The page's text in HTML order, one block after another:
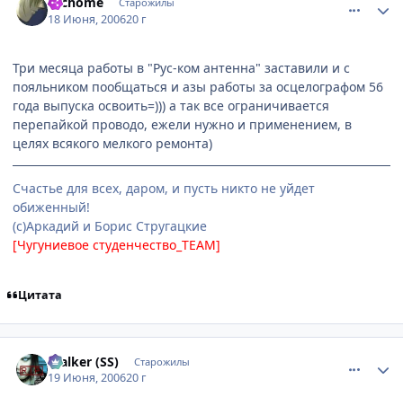
18 Июня, 200620 г
Три месяца работы в "Рус-ком антенна" заставили и с
пояльником пообщаться и азы работы за осцелографом 56
года выпуска освоить=))) а так все ограничивается
перепайкой проводо, ежели нужно и применением, в
целях всякого мелкого ремонта)
Счастье для всех, даром, и пусть никто не уйдет
обиженный!
(с)Аркадий и Борис Стругацкие
[Чугуниевое студенчество_TEAM]
Цитата
$talker (SS) Старожилы
19 Июня, 200620 г